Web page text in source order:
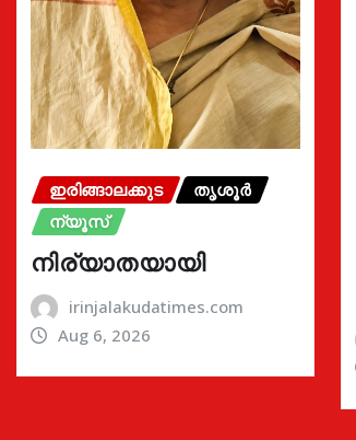
ഇരിങ്ങാലക്കുട
തൃശൂർ
ന്യൂസ്
നിര്യാതയായി
irinjalakudatimes.com
Aug 6, 2026